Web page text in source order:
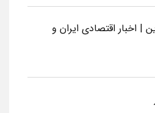
| اخبار اقتصادی ایران و